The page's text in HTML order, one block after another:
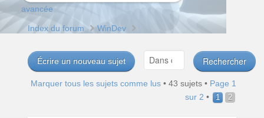
avancée
M’enregistrer
Connexion
Index du forum WinDev
Écrire un nouveau sujet
Marquer tous les sujets comme lus • 43 sujets • Page 1
sur 2 • 1 2